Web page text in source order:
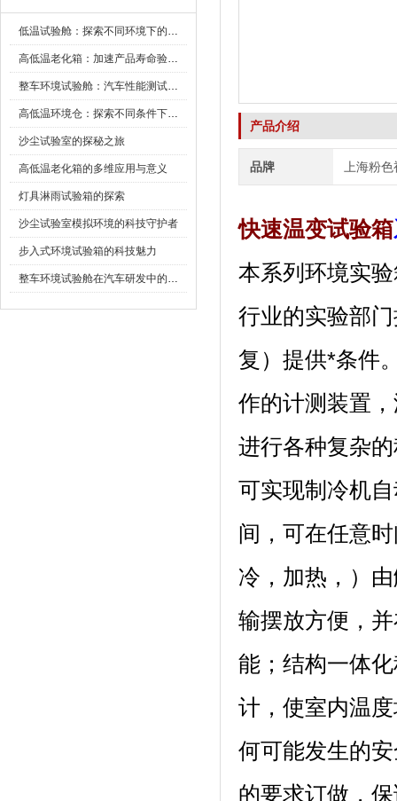
低温试验舱：探索不同环境下的科技边界
高低温老化箱：加速产品寿命验证的可靠伙伴
整车环境试验舱：汽车性能测试的设备
高低温环境仓：探索不同条件下的科学奥秘
沙尘试验室的探秘之旅
高低温老化箱的多维应用与意义
灯具淋雨试验箱的探索
沙尘试验室模拟环境的科技守护者
步入式环境试验箱的科技魅力
整车环境试验舱在汽车研发中的作用
产品介绍
品牌 上海粉
快速温变试验箱
本系列环境实验
行业的实验部门
复）提供*条件
作的计测装置
进行各种复杂的程
可实现制冷机自
间，可在任意时
冷，加热
输摆放方便
能；结构一
计，使室内
何可能发生的安
的要求订做，保